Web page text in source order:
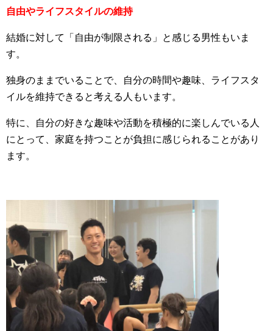
自由やライフスタイルの維持
結婚に対して「自由が制限される」と感じる男性もいま
す。
独身のままでいることで、自分の時間や趣味、ライフスタ
イルを維持できると考える人もいます。
特に、自分の好きな趣味や活動を積極的に楽しんでいる人
にとって、家庭を持つことが負担に感じられることがあり
ます。